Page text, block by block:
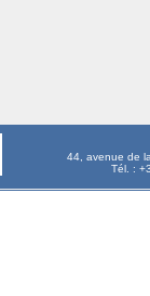
44, avenue de
Tél. :